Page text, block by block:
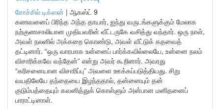
சோச்சில் டிக்ஸன் | ஆகஸ்ட் 9
கணவனைப் பிரிந்த அந்த தாயார், ஐந்து வருடங்களுக்கும் மேலாக
நற்குணசாலியான முதியவரின் வீட்டருகே வசித்து வந்தார். ஒரு நாள்,
அவள் நலனில் அக்கறை கொண்டு, அவள் வீட்டுக் கதவைத்
தட்டினார். “ஒரு வாரமாக உன்னைப் பார்க்கவில்லையே, உன்னை நலம்
விசாரிக்கவே வந்தேன்” என்று அவர் கூறினார். அவரது
“கரிசனையான விசாரிப்பு” அவளை ஊக்கப்படுத்தியது. சிறு
வயதிலேயே தந்தையை இழந்ததால், தன்னையும் தன்
குடும்பத்தையும் கவனித்துக் கொள்ளும் அன்பான மனிதனைப்
பாராட்டினாள்.